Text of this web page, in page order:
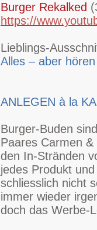
Burger Rekalked
https://
Lieblings-
Alles – aber
ANLEGEN à la
Burger-Buden
Paares Carmen
den In-Stränden
jedes Produkt
schliesslich nicht
immer wieder
doch das Werbe-